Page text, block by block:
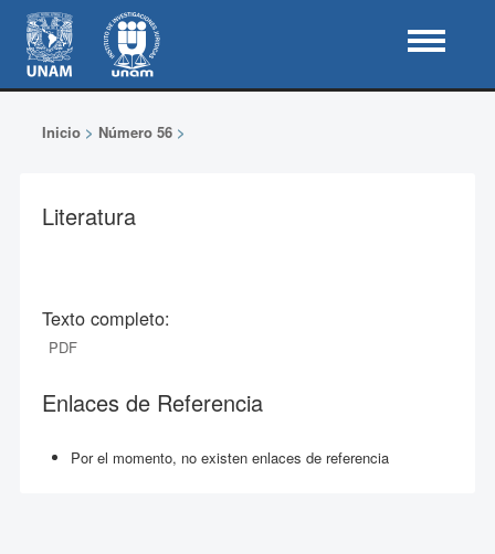
Inicio> Número 56>
Literatura
Texto completo:
PDF
Enlaces de Referencia
Por el momento, no existen enlaces de referencia